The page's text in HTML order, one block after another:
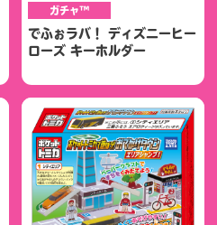
ガチャ™
でふぉラバ！ ディズニーヒー
ローズ キーホルダー